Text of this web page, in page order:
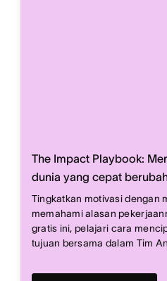
The Impact Playbook:
dunia yang cepat
Tingkatkan motivasi dengan
memahami alasan
gratis ini, pelajari cara
tujuan bersama dalam Tim